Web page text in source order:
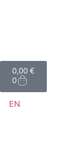
0,00 €
0
EN